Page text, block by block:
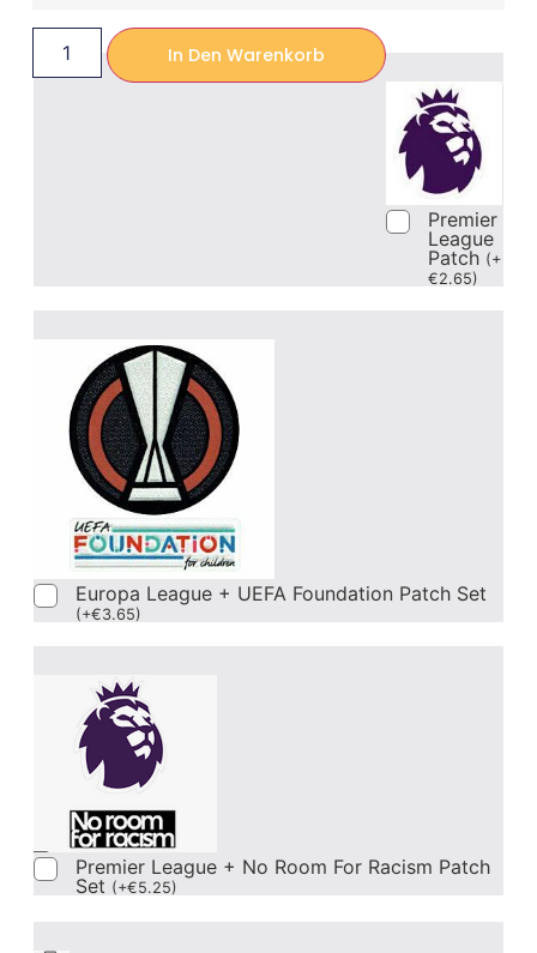
In Den Warenkorb
Premier
League
Patch (+
€2.65)
Europa League + UEFA Foundation Patch Set
(+€3.65)
Premier League + No Room For Racism Patch
Set (+€5.25)